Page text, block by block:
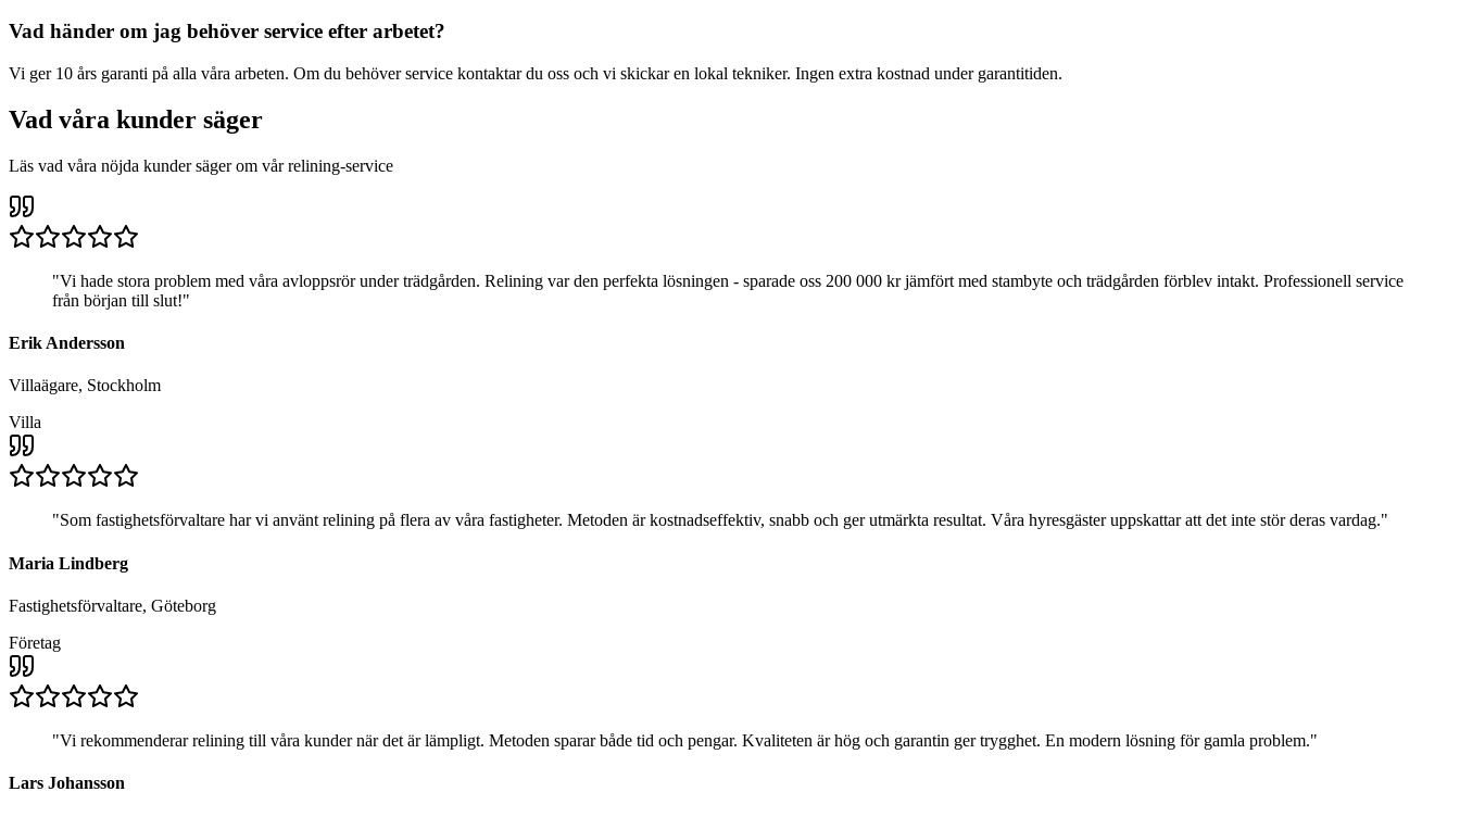
Vad händer om jag behöver service efter arbetet?
Vi ger 10 års garanti på alla våra arbeten. Om du behöver service kontaktar du oss och vi skickar en lokal tekniker. Ingen extra kostnad under garantitiden.
Vad våra kunder säger
Läs vad våra nöjda kunder säger om vår relining-service
"Vi hade stora problem med våra avloppsrör under trädgården. Relining var den perfekta lösningen - sparade oss 200 000 kr jämfört med stambyte och trädgården förblev intakt. Professionell service
från början till slut!"
Erik Andersson
Villaägare, Stockholm
Villa
"Som fastighetsförvaltare har vi använt relining på flera av våra fastigheter. Metoden är kostnadseffektiv, snabb och ger utmärkta resultat. Våra hyresgäster uppskattar att det inte stör deras vardag."
Maria Lindberg
Fastighetsförvaltare, Göteborg
Företag
"Vi rekommenderar relining till våra kunder när det är lämpligt. Metoden sparar både tid och pengar. Kvaliteten är hög och garantin ger trygghet. En modern lösning för gamla problem."
Lars Johansson